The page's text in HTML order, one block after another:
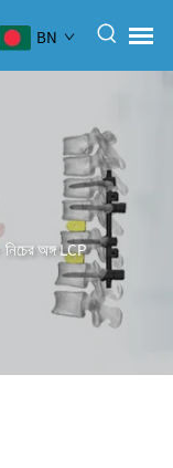
BN
নিচের অঙ্গ LCP